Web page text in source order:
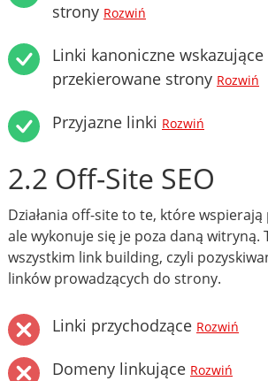
strony Rozwiń
Linki kanoniczne wskazujące
przekierowane strony Rozwiń
Przyjazne linki Rozwiń
2.2 Off-Site SEO
Działania off-site to te, które
ale wykonuje się je poza daną witryną.
wszystkim link building, czyli
linków prowadzących do strony.
Linki przychodzące Rozwiń
Domeny linkujące Rozwiń